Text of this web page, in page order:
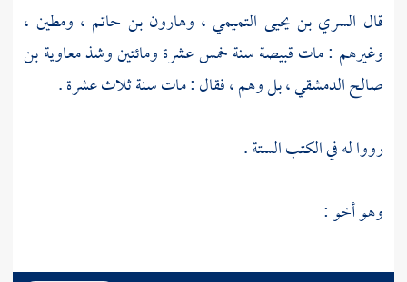
قال السري بن يحيى التميمي ، وهارون بن حاتم ، ومطين ،
وغيرهم : ماتقبيصةسنة خمس عشرة ومائتين وشذمعاوية بن
صالح الدمشقي، بل وهم ، فقال : مات سنة ثلاث عشرة .
رووا له في الكتب الستة .
وهو أخو :